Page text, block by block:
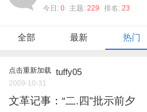
今日: 0 主题: 229 排名: 23
全部 最新 热门
点击重新加载 tuffy05
2009-10-31
文革记事：“二.四”批示前夕